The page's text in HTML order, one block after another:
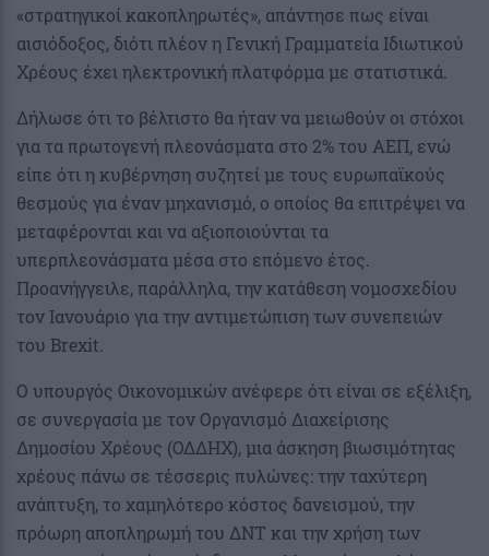
«στρατηγικοί κακοπληρωτές», απάντησε πως είναι
αισιόδοξος, διότι πλέον η Γενική Γραμματεία Ιδιωτικού
Χρέους έχει ηλεκτρονική πλατφόρμα με στατιστικά.
Δήλωσε ότι το βέλτιστο θα ήταν να μειωθούν οι στόχοι
για τα πρωτογενή πλεονάσματα στο 2% του ΑΕΠ, ενώ
είπε ότι η κυβέρνηση συζητεί με τους ευρωπαϊκούς
θεσμούς για έναν μηχανισμό, ο οποίος θα επιτρέψει να
μεταφέρονται και να αξιοποιούνται τα
υπερπλεονάσματα μέσα στο επόμενο έτος.
Προανήγγειλε, παράλληλα, την κατάθεση νομοσχεδίου
τον Ιανουάριο για την αντιμετώπιση των συνεπειών
του Brexit.
Ο υπουργός Οικονομικών ανέφερε ότι είναι σε εξέλιξη,
σε συνεργασία με τον Οργανισμό Διαχείρισης
Δημοσίου Χρέους (ΟΔΔΗΧ), μια άσκηση βιωσιμότητας
χρέους πάνω σε τέσσερις πυλώνες: την ταχύτερη
ανάπτυξη, το χαμηλότερο κόστος δανεισμού, την
πρόωρη αποπληρωμή του ΔΝΤ και την χρήση των